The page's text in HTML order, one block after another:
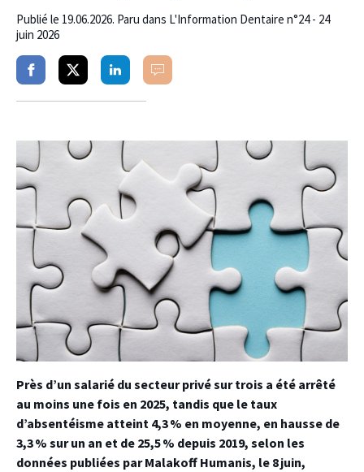
Publié le 19.06.2026. Paru dans L'Information Dentaire n°24 - 24
juin 2026
PartagerPartagerPartagerCommenter
Près d’un salarié du secteur privé sur trois a été arrêté
au moins une fois en 2025, tandis que le taux
d’absentéisme atteint 4,3 % en moyenne, en hausse de
3,3 % sur un an et de 25,5 % depuis 2019, selon les
données publiées par Malakoff Humanis, le 8 juin,